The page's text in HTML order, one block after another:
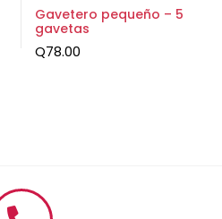
Gavetero pequeño – 5
gavetas
Q78.00